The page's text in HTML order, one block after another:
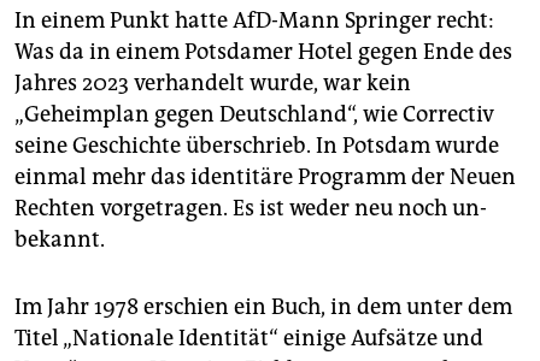
In einem Punkt hatte AfD-Mann Springer recht:
Was da in einem Potsdamer Hotel gegen Ende des
Jahres 2023 verhandelt wurde, war kein
„Geheimplan gegen Deutschland“, wie ­Correctiv
seine Geschichte überschrieb. In Potsdam wurde
einmal mehr das identitäre Programm der Neuen
Rechten vorgetragen. Es ist weder neu noch un­
bekannt.
Im Jahr 1978 erschien ein Buch, in dem unter dem
Titel „Nationale Identität“ einige Aufsätze und